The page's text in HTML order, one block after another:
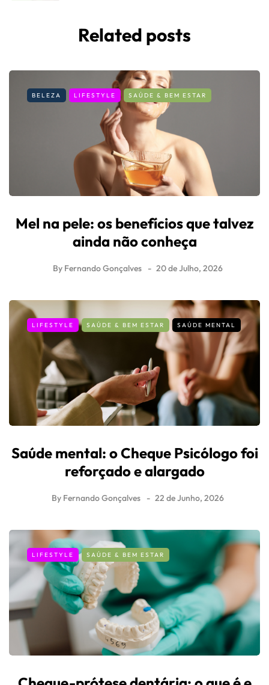
Related posts
BELEZA LIFESTYLE SAÚDE & BEM ESTAR
Mel na pele: os benefícios que talvez
ainda não conheça
By Fernando Gonçalves 20 de Julho, 2026
LIFESTYLE SAÚDE & BEM ESTAR SAÚDE MENTAL
Saúde mental: o Cheque Psicólogo foi
reforçado e alargado
By Fernando Gonçalves 22 de Junho, 2026
LIFESTYLE SAÚDE & BEM ESTAR